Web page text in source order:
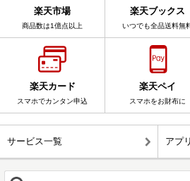
楽天市場
商品数は1億点以上
楽天ブックス
いつでも全品送料無
楽天カード
スマホでカンタン申込
楽天ペイ
スマホをお財布に
サービス一覧 アプ